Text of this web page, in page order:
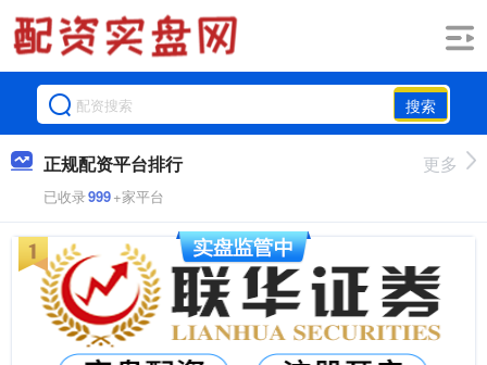
搜索
正规配资平台排行
已收录999+家平台
更多